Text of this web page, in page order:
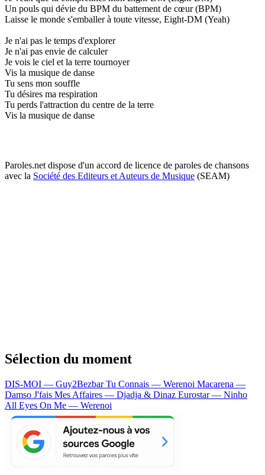
Un pouls qui dévie du BPM du battement de cœur (BPM)
Laisse le monde s'emballer à toute vitesse, Eight-DM (Yeah)
Je n'ai pas le temps d'explorer
Je n'ai pas envie de calculer
Je vois le ciel et la terre tournoyer
Vis la musique de danse
Tu sens mon souffle
Tu désires ma respiration
Tu perds l'attraction du centre de la terre
Vis la musique de danse
Paroles.net dispose d'un accord de licence de paroles de chansons
avec la Société des Editeurs et Auteurs de Musique (SEAM)
Sélection du moment
DIS-MOI — Guy2BezbarTu Connais — Werenoi Macarena —
Damso J'fais Mes Affaires — Djadja & Dinaz Eurostar — Ninho
All Eyes On Me — Werenoi